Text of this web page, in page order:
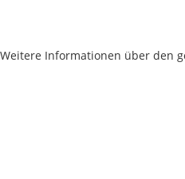
Weitere Informationen über den